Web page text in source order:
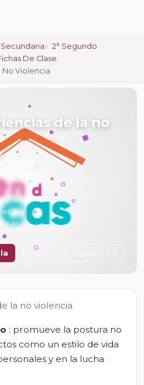
Secundaria
2° Segundo
De Clase
No Violencia
de la no
16:59
0
Anterior
la no violencia
: promueve la postura no
como un estilo de vida
y en la lucha